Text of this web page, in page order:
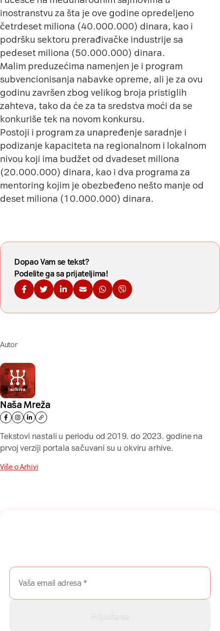
inostranstvu za šta je ove godine opredeljeno
četrdeset miliona (40.000.000) dinara, kao i
podršku sektoru prerađivačke industrije sa
pedeset miliona (50.000.000) dinara.
Malim preduzećima namenjen je i program
subvencionisanja nabavke opreme, ali je za ovu
godinu završen zbog velikog broja pristiglih
zahteva, tako da će za ta sredstva moći da se
konkuriše tek na novom konkursu.
Postoji i program za unapređenje saradnje i
podizanje kapaciteta na regionalnom i lokalnom
nivou koji ima budžet od dvadeset miliona
(20.000.000) dinara, kao i dva programa za
mentoring kojim je obezbeđeno nešto manje od
deset miliona (10.000.000) dinara.
Dopao Vam se tekst?
Podelite ga sa prijateljima!
Podelite na Fejsbuku
Podelite na Tviteru
Podelite na Linkdinu
Podelite na imejl
Podelite na WhatsApp
Podelite na Viberu
Autor
Naša Mreža
Tekstovi nastali u periodu od 2019. do 2023. godine na
prvoj verziji portala sačuvani su u okviru arhive.
Više o Arhivi